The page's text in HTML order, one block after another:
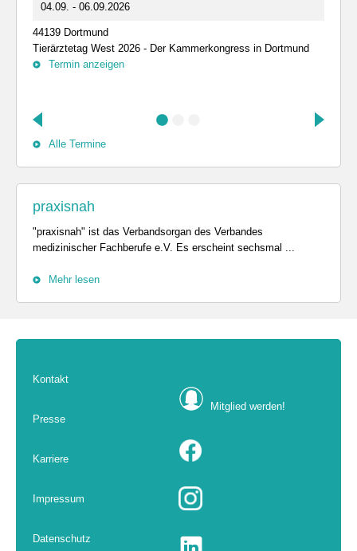
04.09. - 06.09.2026
44139 Dortmund
Tierärztetag West 2026 - Der Kammerkongress in Dortmund
Termin anzeigen
Alle Termine
praxisnah
"praxisnah" ist das Verbandsorgan des Verbandes
medizinischer Fachberufe e.V. Es erscheint sechsmal ...
Mehr lesen
Kontakt
Presse
Karriere
Impressum
Datenschutz
Mitglied werden!